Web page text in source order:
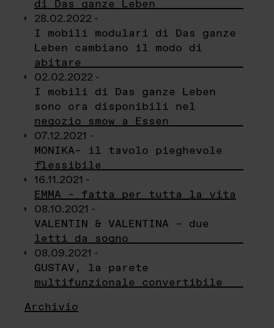
di Das ganze Leben
28.02.2022 -
I mobili modulari di Das ganze
Leben cambiano il modo di
abitare
02.02.2022 -
I mobili di Das ganze Leben
sono ora disponibili nel
negozio smow a Essen
07.12.2021 -
MONIKA– il tavolo pieghevole
flessibile
16.11.2021 -
EMMA – fatta per tutta la vita
08.10.2021 -
VALENTIN & VALENTINA – due
letti da sogno
08.09.2021 -
GUSTAV, la parete
multifunzionale convertibile
Archivio